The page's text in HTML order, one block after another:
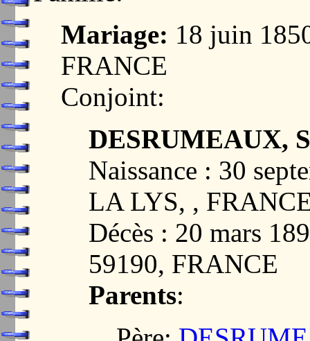
Mariage: 18 juin
FRANCE
Conjoint:
DESRUMEAUX,
Naissance : 30
LA LYS, ,
Décès : 20 mars
59190, FRANCE
Parents: